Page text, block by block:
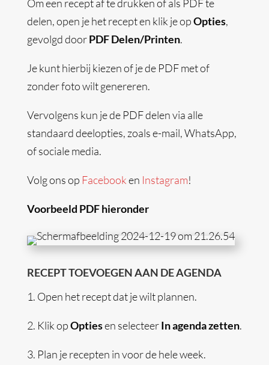
Om een recept af te drukken of als PDF te
delen, open je het recept en klik je opOpties,
gevolgd doorPDF Delen/Printen.
Je kunt hierbij kiezen of je de PDF met of
zonder foto wilt genereren.
Vervolgens kun je de PDF delen via alle
standaard deelopties, zoals e-mail, WhatsApp,
of sociale media.
Volg ons op Facebooken Instagram!
Voorbeeld PDF hieronder
RECEPT TOEVOEGEN AAN DE AGENDA
1. Open het recept dat je wilt plannen.
2. Klik opOptiesen selecteerIn agenda zetten.
3. Plan je recepten in voor de hele week.